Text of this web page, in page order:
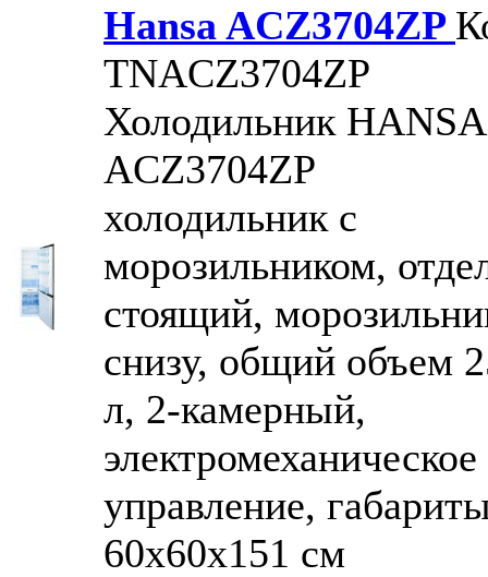
Hansa ACZ3704ZP
TNACZ3704ZP
Холодильник HANSA
ACZ3704ZP
холодильник с
морозильником,
стоящий,
снизу, общий объем
л, 2-камерный,
электромеханическое
управление,
60x60x151 см